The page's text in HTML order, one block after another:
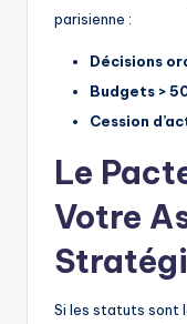
parisienne :
Décisions
Budgets >
Cession
Le
Votre
Si les statuts sont